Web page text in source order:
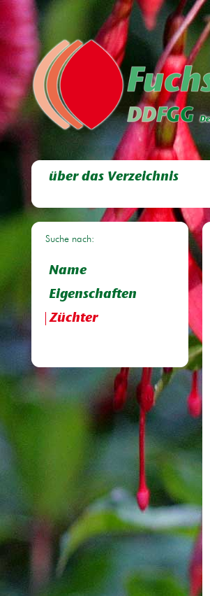
über das Verzeichnis
Suche nach:
Name
Eigenschaften
Züchter